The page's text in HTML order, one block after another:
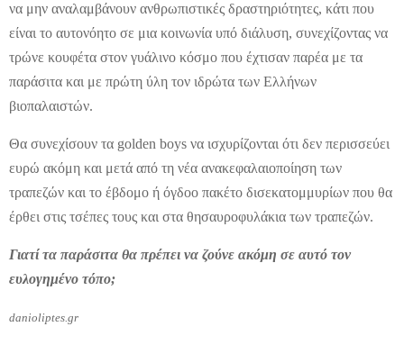
να μην αναλαμβάνουν ανθρωπιστικές δραστηριότητες, κάτι που
είναι το αυτονόητο σε μια κοινωνία υπό διάλυση, συνεχίζοντας να
τρώνε κουφέτα στον γυάλινο κόσμο που έχτισαν παρέα με τα
παράσιτα και με πρώτη ύλη τον ιδρώτα των Ελλήνων
βιοπαλαιστών.
Θα συνεχίσουν τα golden boys να ισχυρίζονται ότι δεν περισσεύει
ευρώ ακόμη και μετά από τη νέα ανακεφαλαιοποίηση των
τραπεζών και το έβδομο ή όγδοο πακέτο δισεκατομμυρίων που θα
έρθει στις τσέπες τους και στα θησαυροφυλάκια των τραπεζών.
Γιατί τα παράσιτα θα πρέπει να ζούνε ακόμη σε αυτό τον
ευλογημένο τόπο;
danioliptes.gr